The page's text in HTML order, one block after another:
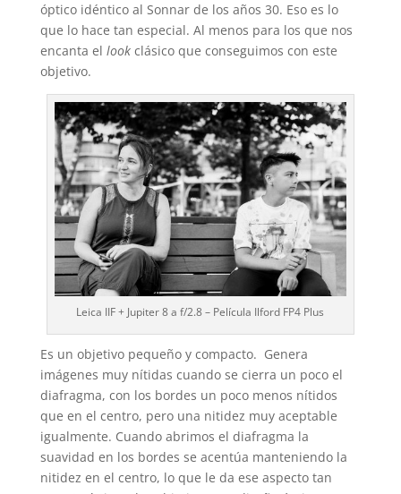
óptico idéntico al Sonnar de los años 30. Eso es lo
que lo hace tan especial. Al menos para los que nos
encanta el look clásico que conseguimos con este
objetivo.
Leica IIF + Jupiter 8 a f/2.8 – Película Ilford FP4 Plus
Es un objetivo pequeño y compacto. Genera
imágenes muy nítidas cuando se cierra un poco el
diafragma, con los bordes un poco menos nítidos
que en el centro, pero una nitidez muy aceptable
igualmente. Cuando abrimos el diafragma la
suavidad en los bordes se acentúa manteniendo la
nitidez en el centro, lo que le da ese aspecto tan